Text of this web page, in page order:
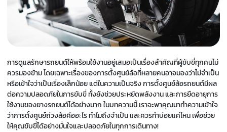
การดูแลรักษารถยนต์ให้พร้อมใช้งานอยู่เสมอเป็นเรื่องสำคัญที่ผู้ขับขี่ทุกคนไม่
ควรมองข้าม โดยเฉพาะเรื่องของการตั้งศูนย์ล้อที่หลายคนอาจมองว่าไม่จำเป็น
หรือเข้าใจว่าเป็นเรื่องเล็กน้อย แต่ในความเป็นจริง การตั้งศูนย์ล้อรถยนต์มีผล
ต่อความปลอดภัยในการขับขี่ ทั้งยังช่วยประหยัดพลังงาน และการยืดอายุการ
ใช้งานของยางรถยนต์ได้อย่างมาก ในบทความนี้ เราจะพาคุณมาทำความเข้าใจ
ว่าการตั้งศูนย์ถ่วงล้อคืออะไร ทำไมถึงจำเป็น และควรทำบ่อยแค่ไหน เพื่อช่วย
ให้คุณขับขี่ได้อย่างมั่นใจและปลอดภัยในทุกการเดินทาง!